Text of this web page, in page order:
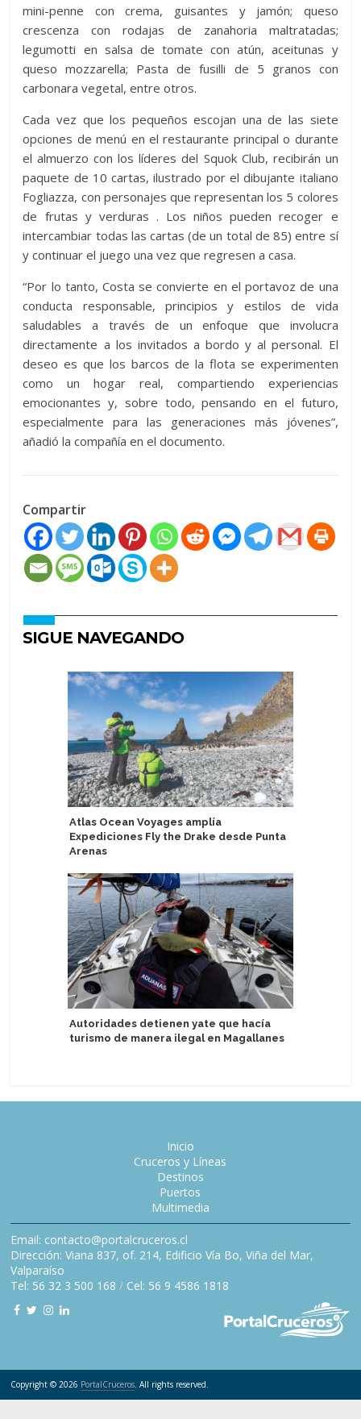
mini-penne con crema, guisantes y jamón; queso
crescenza con rodajas de zanahoria maltratadas;
legumotti en salsa de tomate con atún, aceitunas y
queso mozzarella; Pasta de fusilli de 5 granos con
carbonara vegetal, entre otros.
Cada vez que los pequeños escojan una de las siete
opciones de menú en el restaurante principal o durante
el almuerzo con los líderes del Squok Club, recibirán un
paquete de 10 cartas, ilustrado por el dibujante italiano
Fogliazza, con personajes que representan los 5 colores
de frutas y verduras . Los niños pueden recoger e
intercambiar todas las cartas (de un total de 85) entre sí
y continuar el juego una vez que regresen a casa.
“Por lo tanto, Costa se convierte en el portavoz de una
conducta responsable, principios y estilos de vida
saludables a través de un enfoque que involucra
directamente a los invitados a bordo y al personal. El
deseo es que los barcos de la flota se experimenten
como un hogar real, compartiendo experiencias
emocionantes y, sobre todo, pensando en el futuro,
especialmente para las generaciones más jóvenes”,
añadió la compañía en el documento.
Compartir
SIGUE NAVEGANDO
Atlas Ocean Voyages amplía
Expediciones Fly the Drake desde Punta
Arenas
Autoridades detienen yate que hacía
turismo de manera ilegal en Magallanes
Inicio
Cruceros y Líneas
Destinos
Puertos
Multimedia
Email: contacto@portalcruceros.cl
Dirección: Viana 837, of. 214, Edificio Vía Bo, Viña del Mar,
Valparaíso
Tel: 56 32 3 500 168 / Cel: 56 9 4586 1818
Copyright © 2026 PortalCruceros. All rights reserved.